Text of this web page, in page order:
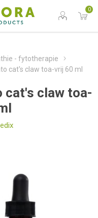
0
- fytotherapie
cat's claw toa-vrij 60 ml
cat's claw toa-